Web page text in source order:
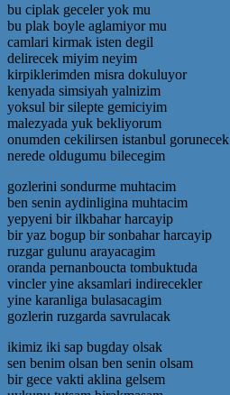
bu ciplak geceler yok mu
bu plak boyle aglamiyor mu
camlari kirmak isten degil
delirecek miyim neyim
kirpiklerimden misra dokuluyor
kenyada simsiyah yalnizim
yoksul bir silepte gemiciyim
malezyada yuk bekliyorum
onumden cekilirsen istanbul gorunecek
nerede oldugumu bilecegim
gozlerini sondurme muhtacim
ben senin aydinligina muhtacim
yepyeni bir ilkbahar harcayip
bir yaz bogup bir sonbahar harcayip
ruzgar gulunu arayacagim
oranda pernanboucta tombuktuda
vincler yine aksamlari indirecekler
yine karanliga bulasacagim
gozlerin ruzgarda savrulacak
ikimiz iki sap bugday olsak
sen benim olsan ben senin olsam
bir gece vakti aklina gelsem